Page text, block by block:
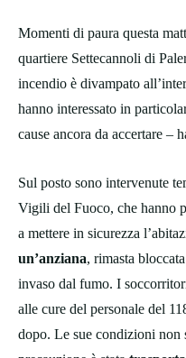
Momenti di paura questa
quartiere Settecannoli di
incendio è divampato
hanno interessato in
cause ancora da accertare –
Sul posto sono intervenute
Vigili del Fuoco, che hanno
a mettere in sicurezza
un’anziana, rimasta
invaso dal fumo. I
alle cure del personale del
dopo. Le sue condizioni non